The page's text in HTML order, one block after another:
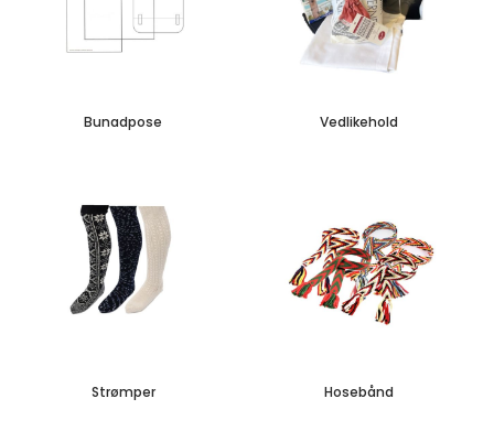
Bunadpose Vedlikehold
Strømper Hosebånd